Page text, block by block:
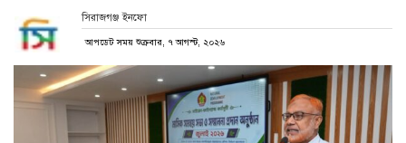
সিরাজগঞ্জ ইনফো
আপডেট সময় শুক্রবার, ৭ আগস্ট, ২০২৬